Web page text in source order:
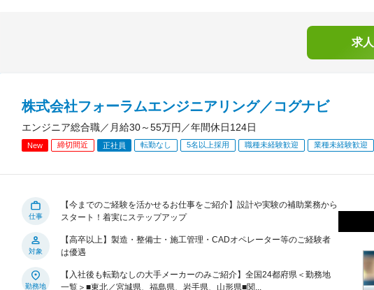
求
株式会社フォーラムエンジニアリング／コグナビ
エンジニア総合職／月給30～55万円／年間休日124日
New 締切間近 正社員 転勤なし 5名以上採用 職種未経験歓迎 業種未経験歓迎
仕事
【今までのご経験を活かせるお仕事をご紹介】設計や実験の補助業務から
スタート！着実にステップアップ
対象
【高卒以上】製造・整備士・施工管理・CADオペレーター等のご経験者
は優遇
勤務地
【入社後も転勤なしの大手メーカーのみご紹介】全国24都府県＜勤務地
一覧＞■東北／宮城県、福島県、岩手県、山形県■関...